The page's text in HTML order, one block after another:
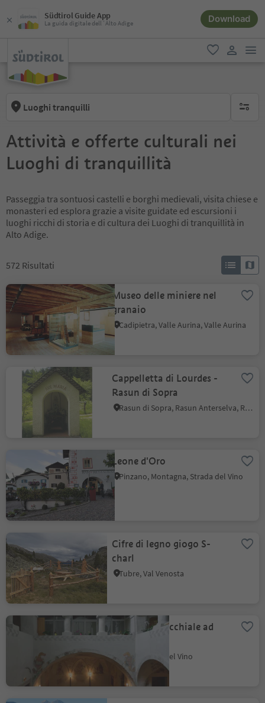
Südtirol Guide App
La guida digitale dell´Alto Adige Download
favoriti
Luoghi tranquilli
Attività e offerte culturali nei
Luoghi di tranquillità
Passeggia tra sontuosi castelli e borghi medievali, visita chiese e
monasteri ed esplora grazie a visite guidate ed escursioni i
luoghi ricchi di storia e di cultura dei Luoghi di tranquillità in
Alto Adige.
572 Risultati
Museo delle miniere nel
granaio
Cadipietra, Valle Aurina, Valle Aurina
Cappelletta di Lourdes -
Rasun di Sopra
Rasun di Sopra, Rasun Anterselva, Regione dolomitica Plan de Corones
Leone d'Oro
Pinzano, Montagna, Strada del Vino
Cifre di legno giogo S-
charl
Tubre, Val Venosta
Centro Parrocchiale ad
Egna, Strada del Vino